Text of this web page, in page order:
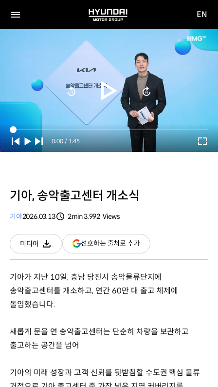
전체
HYUNDAI
MOTOR
GROUP
사이
이동
EN
Current
Time
0:00 / Duration
1:45
기아, 송악출고센터 개소식
기아2026.03.13
2min3,992 Views
미디어
다운로드
선호하는 출처로 추가(새
창
기아가 지난 10일, 충남 당진시 송악물류단지에
송악출고센터를 개소하고, 연간 60만 대 출고 체제에
돌입했습니다.
새롭게 문을 연 송악출고센터는 단순히 차량을 보관하고
출고하는 공간을 넘어
기아의 미래 성장과 고객 신뢰를 뒷받침할 수도권 핵심 물류